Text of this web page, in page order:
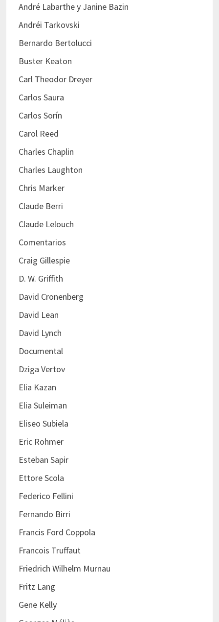
André Labarthe y Janine Bazin
Andréi Tarkovski
Bernardo Bertolucci
Buster Keaton
Carl Theodor Dreyer
Carlos Saura
Carlos Sorín
Carol Reed
Charles Chaplin
Charles Laughton
Chris Marker
Claude Berri
Claude Lelouch
Comentarios
Craig Gillespie
D. W. Griffith
David Cronenberg
David Lean
David Lynch
Documental
Dziga Vertov
Elia Kazan
Elia Suleiman
Eliseo Subiela
Eric Rohmer
Esteban Sapir
Ettore Scola
Federico Fellini
Fernando Birri
Francis Ford Coppola
Francois Truffaut
Friedrich Wilhelm Murnau
Fritz Lang
Gene Kelly